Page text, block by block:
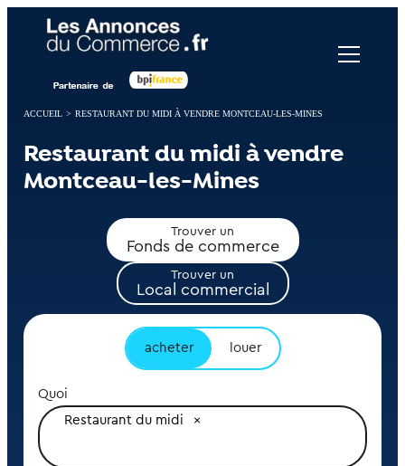
ACCUEIL > RESTAURANT DU MIDI À VENDRE MONTCEAU-LES-MINES
Restaurant du midi à vendre
Montceau-les-Mines
Trouver un
Fonds de commerce
Trouver un
Local commercial
acheter louer
Quoi
Restaurant du midi
Panneau de gestion des cookies